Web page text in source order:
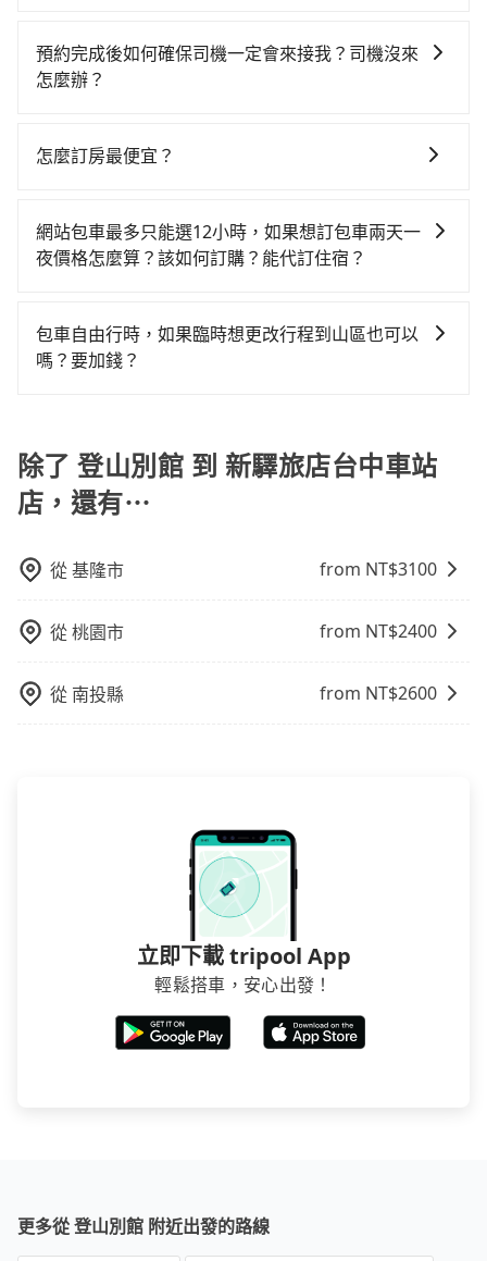
嘉義縣領有合法執照的計程車僅有300多輛，計程車的密
度為雙北的0.4%，換句話說，臨時要叫小黃的難度是雙
黃司機不按表收費，看乘客是外地人便漫天喊價或恣意
而不預約包車，不僅每人至少額外負擔50元車資，而且
更會額外浪費68分鐘在轉乘與等車上，現在還不馬上來
時40元路邊停車費用預估進去，但額外的汽車保險與可
能的罰單都需自付。再者，和運的iRent只提供最基本的
或九人座可供選擇，而且無人租車最令人詬病的就是車
樣。另外，偶爾也會遇到明明已經預約了時間但上一位
用戶卻遲遲尚未歸還，又或者要還車時卻偏偏找不到停
使用時還是有其區域的限制，實際可停靠的地點與你的
上下車地點仍有段距離，在遇到下雨天或者載行李時，
程車約330輛，計程車密度為雙北的0.4%，也就是說要
臨時叫到小黃的難度是台北或新北的200倍之多。再加上
登山別館到新驛旅店台中車站店的跳表小黃可能較為便
$1,400。
路費、油資、保險、小費，司機的餐費與住宿費不需要
乘客負擔，沒有其他巧令名目的隱藏費用，網站上看到
預約完成後如何確保司機一定會來接我？司機沒來
怎麼辦？
派車。在出發前一天晚上八點時，會透過電子郵件與簡
繫，可能原本約定的地點不適合暫停而改停靠在附近的
位置。但如果遇到車輛故障或者前一趟車嚴重耽誤，
怎麼訂房最便宜？
OTA (online travel agent) 來完成，除了可以快速依據
地區、價位、人數、特殊需求來搜尋適合的旅店與房
饋或未來換取免費的住房。台灣人常用的線上訂房平台
有Booking.com、Agoda.com、Hotels.com、
或規模較小的飯店，有可能再多平台同時上架而發生超
賣的現象，便有可能到了現場卻沒房可住的窘境，所以
在預定時要不選擇評分高、評論多的飯店，不然就是還
煩，有些時候直接打電話問的價格可能比民宿訂房網來
介意多花一點錢省下這些瑣碎的事，台灣本土的AsiaYo
或者國際Airbnb都值得推薦。
網站包車最多只能選12小時，如果想訂包車兩天一
夜價格怎麼算？該如何訂購？能代訂住宿？
需要連續兩天的包車服務，可以在官網上分開預定兩天
的行程。另外，目前旅步只提供接送服務，暫不提供代
包車自由行時，如果臨時想更改行程到山區也可以
嗎？要加錢？
行額外的費用收取。但是，這些費用會在您下訂單後、
出發前先與您進行確認，確保您明確知道所有的費用。
我們會透過Email的方式向您說明收費細節，讓您能更放
除了 登山別館 到 新驛旅店台中車站
店，還有⋯
從基隆市 from NT$3100
從桃園市 from NT$2400
從 南投縣 from NT$2600
立即下載 tripool App
輕鬆搭車，安心出發！
更多從 登山別館 附近出發的路線